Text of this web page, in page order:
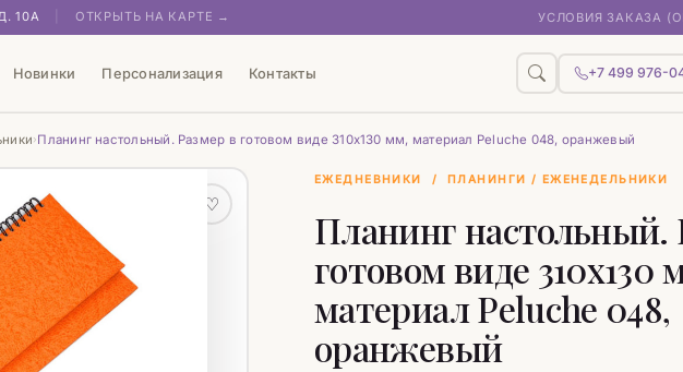
10А ОТКРЫТЬ НА КАРТЕ → УСЛОВИЯ ЗАКАЗА
Новинки Персонализация Контакты +7 499 976-
›Планинг настольный. Размер в готовом виде 310х130 мм, материал Peluche 048, оранжевый
♡
ЕЖЕДНЕВНИКИ / ПЛАНИНГИ / ЕЖЕНЕДЕЛЬНИКИ
Планинг настольный.
готовом виде 310х130
материал Peluche 048,
оранжевый